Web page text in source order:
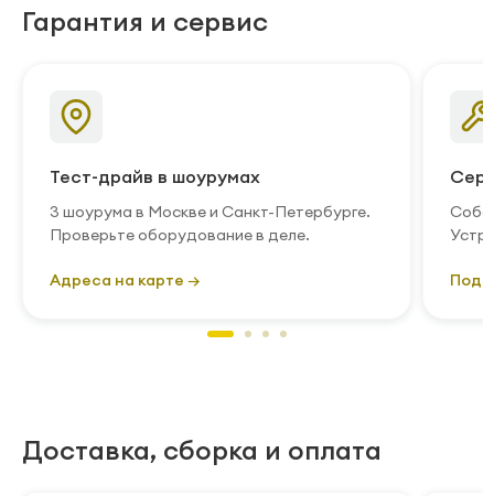
Гарантия и сервис
Тест-драйв в шоурумах
3 шоурума в Москве и Санкт-Петербурге.
Проверьте оборудование в деле.
Адреса на карте →
Доставка, сборка и оплата